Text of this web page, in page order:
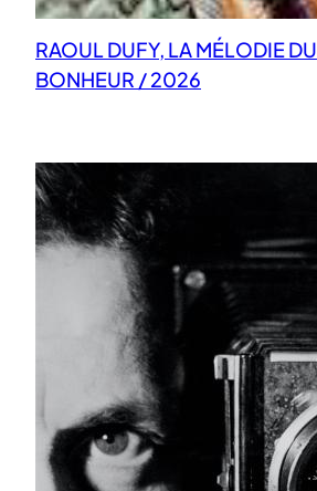
RAOUL DUFY, LA MÉLODIE DU
BONHEUR / 2026